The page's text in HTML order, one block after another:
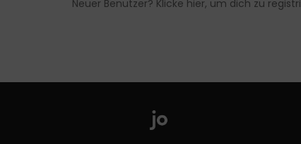
Neuer Benutzer? Klicke hier, um dich zu